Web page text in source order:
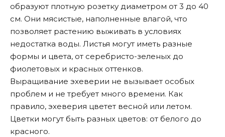
образуют плотную розетку диаметром от 3 до 40
см. Они мясистые, наполненные влагой, что
позволяет растению выживать в условиях
недостатка воды. Листья могут иметь разные
формы и цвета, от серебристо-зеленых до
фиолетовых и красных оттенков.
Выращивание эхеверии не вызывает особых
проблем и не требует много времени. Как
правило, эхеверия цветет весной или летом.
Цветки могут быть разных цветов: от белого до
красного.